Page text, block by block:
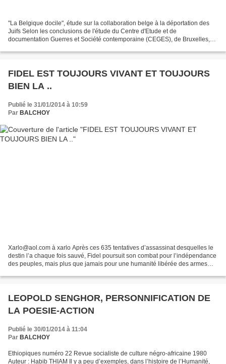
"La Belgique docile", étude sur la collaboration belge à la déportation des
Juifs Selon les conclusions de l'étude du Centre d'Etude et de
documentation Guerres et Société contemporaine (CEGES), de Bruxelles,
FIDEL EST TOUJOURS VIVANT ET TOUJOURS
BIEN LA ..
Publié le 31/01/2014 à 10:59
Par BALCHOY
Xarlo@aol.com à xarlo Après ces 635 tentatives d’assassinat desquelles le
destin l’a chaque fois sauvé, Fidel poursuit son combat pour l’indépendance
des peuples, mais plus que jamais pour une humanité libérée des armes
LEOPOLD SENGHOR, PERSONNIFICATION DE
LA POESIE-ACTION
Publié le 30/01/2014 à 11:04
Par BALCHOY
Ethiopiques numéro 22 Revue socialiste de culture négro-africaine 1980
Auteur : Habib THIAM Il y a peu d’exemples, dans l’histoire de l’Humanité,